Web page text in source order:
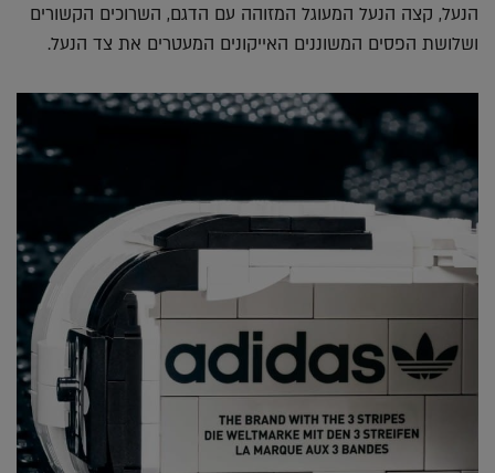
הנעל, קצה הנעל המעוגל המזוהה עם הדגם, השרוכים הקשורים
ושלושת הפסים המשוננים האייקונים המעטרים את צד הנעל.